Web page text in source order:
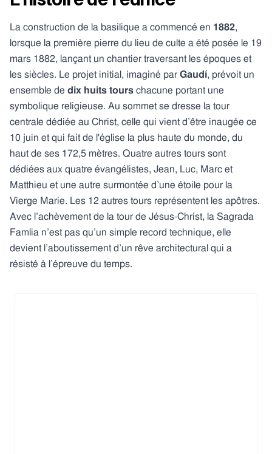
La construction de la basilique a commencé en 1882,
lorsque la première pierre du lieu de culte a été posée le 19
mars 1882, lançant un chantier traversant les époques et
les siècles. Le projet initial, imaginé par Gaudí, prévoit un
ensemble de dix huits tours chacune portant une
symbolique religieuse. Au sommet se dresse la tour
centrale dédiée au Christ, celle qui vient d’être inaugée ce
10 juin et qui fait de l'église la plus haute du monde, du
haut de ses 172,5 mètres. Quatre autres tours sont
dédiées aux quatre évangélistes, Jean, Luc, Marc et
Matthieu et une autre surmontée d’une étoile pour la
Vierge Marie. Les 12 autres tours représentent les apôtres.
Avec l’achèvement de la tour de Jésus-Christ, la Sagrada
Famlia n’est pas qu’un simple record technique, elle
devient l’aboutissement d’un rêve architectural qui a
résisté à l’épreuve du temps.